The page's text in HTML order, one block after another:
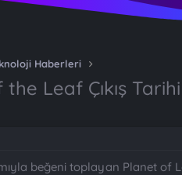
Haberleri
Leaf Çıkış
beğeni toplayan Planet of